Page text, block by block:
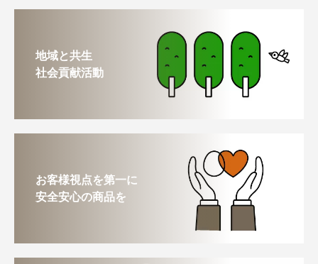
地域と共生
社会貢献活動
お客様視点を第一に
安全安心の商品を